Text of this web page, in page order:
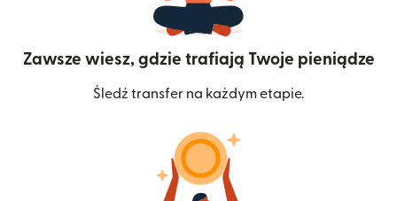
Zawsze wiesz, gdzie trafiają Twoje pieniądze
Śledź transfer na każdym etapie.